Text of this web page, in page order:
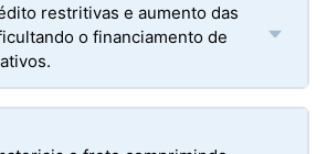
restritivas e aumento das
o financiamento de